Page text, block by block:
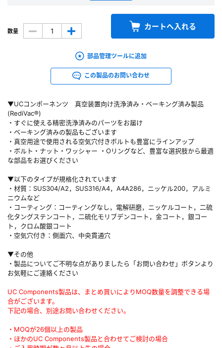
▼UCコンポーネンツ 真空装置向け洗浄済み・ベーキング済み製品
(RediVac®)
・すぐに使える精密洗浄済みのパーツをお届け
・ベーキング済みの製品もございます
・真空用途で使用される空気穴付きボルトも豊富にラインアップ
・ボルト・ナット・ワッシャー ・Oリングなど、豊富な選択肢から最適
な部品をお選びください
▼以下のタイプが規格化されています
・材質：SUS304/A2，SUS316/A4，A4A286，ニッケル200，アルミ
ニウムなど
・コーティング：コーティングなし，電解研磨，ニッケルコート，二硫
化タングステンコート，二硫化モリブデンコート，金コート，銀コー
ト，クロム酸銀コート
・空気穴付き：側面穴、中央貫通穴
▼その他
・製品についてご不明な点がありましたら「お問い合わせ」ボタンより
お気軽にご連絡ください
UC Components製品は、まとめ買いによりMOQ数量を調整できる場
合がございます。
下記の場合、別途お問い合わせください。
・MOQが26個以上の製品
・ほかのUC Components製品と合わせてご検討の場合
数量 カートへ入れる
部品管理ツールに追加
この製品のお問い合わせ
会員の方はこちら
ログイン
※パスワードをお忘れの方は、パスワード再発行ページへ
※メールアドレスを忘れた方は、 お問い合わせページよりお問い合わせくださ